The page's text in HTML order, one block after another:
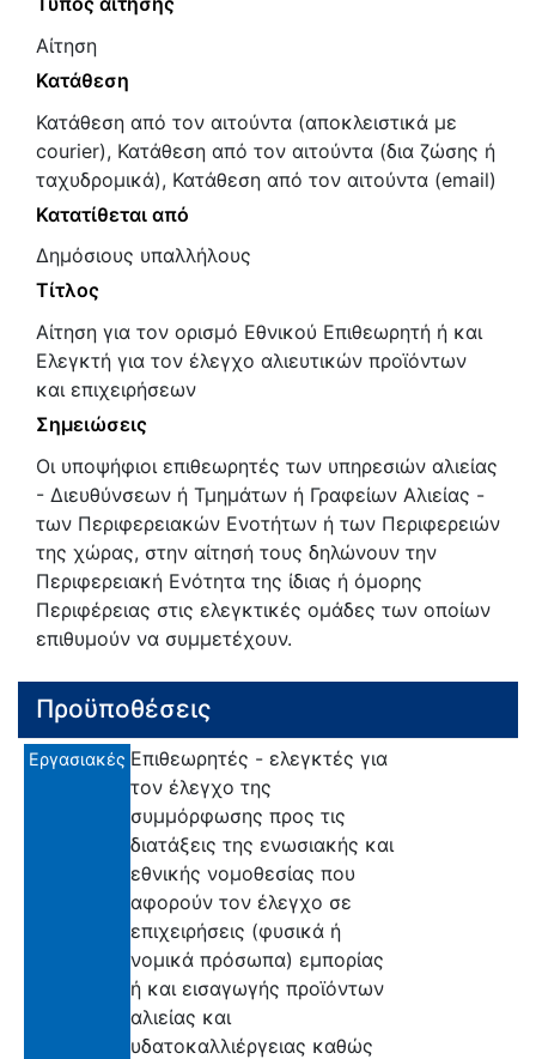
Αίτηση
Κατάθεση
Κατάθεση από τον αιτούντα (αποκλειστικά με
courier), Κατάθεση από τον αιτούντα (δια ζώσης ή
ταχυδρομικά), Κατάθεση από τον αιτούντα (email)
Κατατίθεται από
Δημόσιους υπαλλήλους
Τίτλος
Αίτηση για τον ορισμό Εθνικού Επιθεωρητή ή και
Ελεγκτή για τον έλεγχο αλιευτικών προϊόντων
και επιχειρήσεων
Σημειώσεις
Οι υποψήφιοι επιθεωρητές των υπηρεσιών αλιείας
- ∆ιευθύνσεων ή Τµηµάτων ή Γραφείων Αλιείας -
των Περιφερειακών Ενοτήτων ή των Περιφερειών
της χώρας, στην αίτησή τους δηλώνουν την
Περιφερειακή Ενότητα της ίδιας ή όµορης
Περιφέρειας στις ελεγκτικές οµάδες των οποίων
επιθυµούν να συµµετέχουν.
Προϋποθέσεις
Εργασιακές Επιθεωρητές - ελεγκτές για
τον έλεγχο της
συμμόρφωσης προς τις
διατάξεις της ενωσιακής και
εθνικής νομοθεσίας που
αφορούν τον έλεγχο σε
επιχειρήσεις (φυσικά ή
νομικά πρόσωπα) εμπορίας
ή και εισαγωγής προϊόντων
αλιείας και
υδατοκαλλιέργειας καθώς